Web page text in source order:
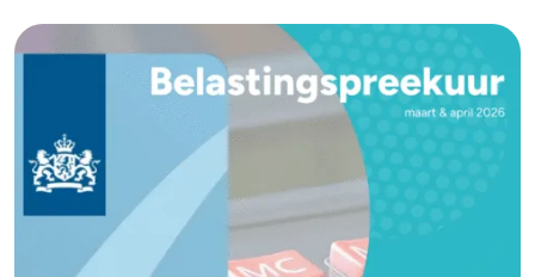
onthuld door wethouder Hannie Rohaan. Met dit
certificaat laat het DigiTaalhuis zien dat de kwaliteit
goed op orde is en dat je kunt rekenen op goede